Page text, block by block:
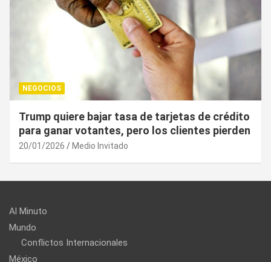
NEGOCIOS
¿Cuál es el “arma nuclear económica” que la
UE puede utilizar contra EU?
20/01/2026 Medio Invitado
Al Minuto
Mundo
Conflictos Internacionales
México